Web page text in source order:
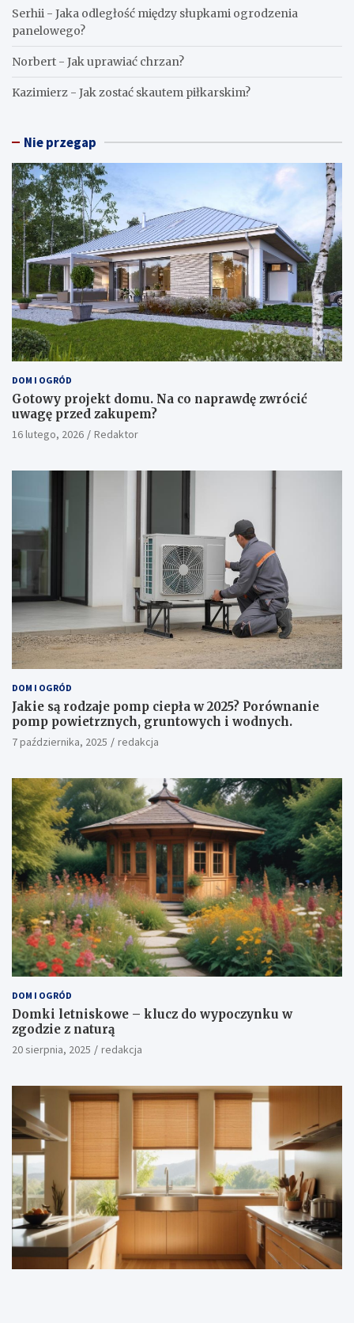
Serhii - Jaka odległość między słupkami ogrodzenia
panelowego?
Norbert - Jak uprawiać chrzan?
Kazimierz - Jak zostać skautem piłkarskim?
Nie przegap
DOM I OGRÓD
Gotowy projekt domu. Na co naprawdę zwrócić
uwagę przed zakupem?
16 lutego, 2026 Redaktor
DOM I OGRÓD
Jakie są rodzaje pomp ciepła w 2025? Porównanie
pomp powietrznych, gruntowych i wodnych.
7 października, 2025 redakcja
DOM I OGRÓD
Domki letniskowe – klucz do wypoczynku w
zgodzie z naturą
20 sierpnia, 2025 redakcja